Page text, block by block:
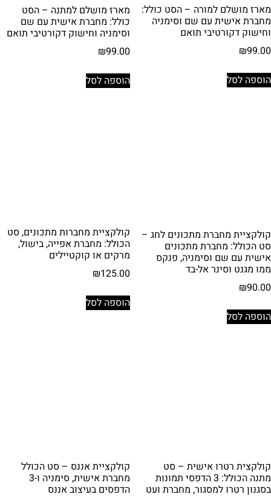
מארז מושלם למורה – הסט כולל:
מחברת אישית עם שם וסימניה
וחישוק דקורטיבי תואם
₪99.00
הוספה לסל
מארז מושלם למתנה – הסט
כולל: מחברת אישית עם שם
וסימניה וחישוק דקורטיבי תואם
₪99.00
הוספה לסל
קולקציית מחברת מתכונים לחג –
סט הכולל: מחברת מתכונים
אישית עם שם וסימניה, פנקס
ממו מגנט וסינר אל-בד
₪90.00
הוספה לסל
קולקציית מחברות מתכונים, סט
הכולל: מחברת אפייה, בישול,
מרקים או קוקטיילים
₪125.00
הוספה לסל
קולקצית רטרו אישית – סט
מתנה הכולל: 3 הדפסי תמונות
בסגנון רטרו למסגור, מחברת ועט
קולקציית אננס – סט הכולל
מחברת אישית, סימניה ו-3
הדפסים בעיצוב אננס